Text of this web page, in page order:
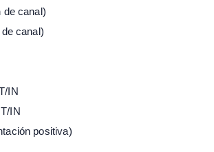
de canal)
canal)
IN
IN
positiva)